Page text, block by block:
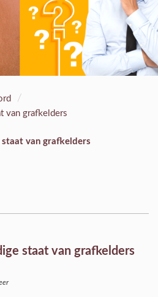
/
van grafkelders
van grafkelders
staat van grafkelders